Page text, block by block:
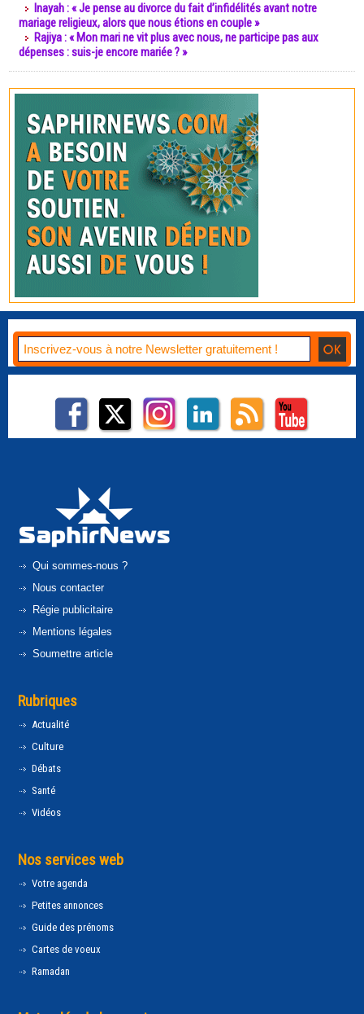
Inayah : « Je pense au divorce du fait d’infidélités avant notre
mariage religieux, alors que nous étions en couple »
Rajiya : « Mon mari ne vit plus avec nous, ne participe pas aux
dépenses : suis-je encore mariée ? »
Qui sommes-nous ?
Nous contacter
Régie publicitaire
Mentions légales
Soumettre article
Rubriques
Actualité
Culture
Débats
Santé
Vidéos
Nos services web
Votre agenda
Petites annonces
Guide des prénoms
Cartes de voeux
Ramadan